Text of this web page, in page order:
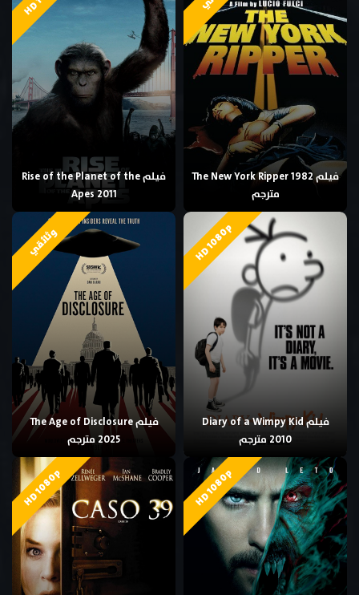
فيلم The New York Ripper 1982
مترجم
فيلم Rise of the Planet of the
Apes 2011
HD 1080p
فيلم Diary of a Wimpy Kid
2010 مترجم
وثائقي
فيلم The Age of Disclosure
2025 مترجم
HD 1080p
HD 1080p